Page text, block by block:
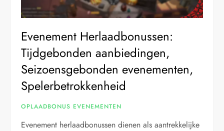
Evenement Herlaadbonussen:
Tijdgebonden aanbiedingen,
Seizoensgebonden evenementen,
Spelerbetrokkenheid
OPLAADBONUS EVENEMENTEN
Evenement herlaadbonussen dienen als aantrekkelijke